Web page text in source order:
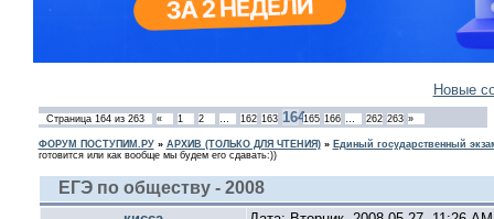
Новые
Страница 164из 263 « 1 2 … 162 163 164165 166 … 262 263 »
ФОРУМ ПОСТУПИМ.РУ» АРХИВ (ТОЛЬКО ДЛЯ ЧТЕНИЯ)» Единый государственный
готовится или как вообще мы будем его сдавать:))
ЕГЭ по обществу - 2008